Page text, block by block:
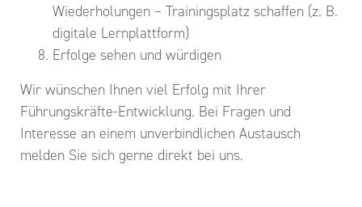
Wiederholungen – Trainingsplatz schaffen (z. B.
digitale Lernplattform)
Erfolge sehen und würdigen
Wir wünschen Ihnen viel Erfolg mit Ihrer
Führungskräfte-Entwicklung. Bei Fragen und
Interesse an einem unverbindlichen Austausch
melden Sie sich gerne direkt bei uns.